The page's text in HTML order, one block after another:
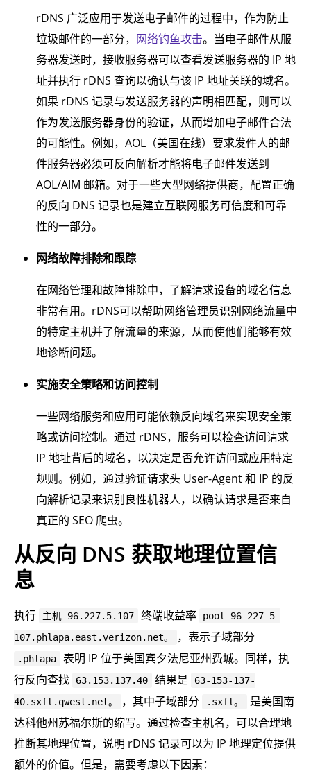
rDNS 广泛应用于发送电子邮件的过程中，作为防止
垃圾邮件的一部分， 网络钓鱼攻击。当电子邮件从服
务器发送时，接收服务器可以查看发送服务器的 IP 地
址并执行 rDNS 查询以确认与该 IP 地址关联的域名。
如果 rDNS 记录与发送服务器的声明相匹配，则可以
作为发送服务器身份的验证，从而增加电子邮件合法
的可能性。例如，AOL（美国在线）要求发件人的邮
件服务器必须可反向解析才能将电子邮件发送到
AOL/AIM 邮箱。对于一些大型网络提供商，配置正确
的反向 DNS 记录也是建立互联网服务可信度和可靠
性的一部分。
网络故障排除和跟踪
在网络管理和故障排除中，了解请求设备的域名信息
非常有用。rDNS可以帮助网络管理员识别网络流量中
的特定主机并了解流量的来源，从而使他们能够有效
地诊断问题。
实施安全策略和访问控制
一些网络服务和应用可能依赖反向域名来实现安全策
略或访问控制。通过 rDNS，服务可以检查访问请求
IP 地址背后的域名，以决定是否允许访问或应用特定
规则。例如，通过验证请求头 User-Agent 和 IP 的反
向解析记录来识别良性机器人，以确认请求是否来自
真正的 SEO 爬虫。
从反向 DNS 获取地理位置信
息
执行 主机 96.227.5.107 终端收益率
pool-96-227-5-
107.phlapa.east.verizon.net。
，表示子域部分
.phlapa
表明 IP 位于美国宾夕法尼亚州费城。同样，执
行反向查找
63.153.137.40 结果是
63-153-137-
40.sxfl.qwest.net。
，其中子域部分 .sxfl。
是美国南
达科他州苏福尔斯的缩写。通过检查主机名，可以合理地
推断其地理位置，说明 rDNS 记录可以为 IP 地理定位提供
额外的价值。但是，需要考虑以下因素：